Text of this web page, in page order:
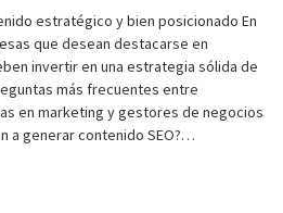
estratégico y bien posicionado En
que desean destacarse en
invertir en una estrategia sólida de
más frecuentes entre
en marketing y gestores de negocios
a generar contenido SEO?…